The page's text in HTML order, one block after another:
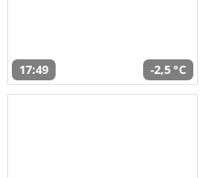
17:49 -2,5 °C